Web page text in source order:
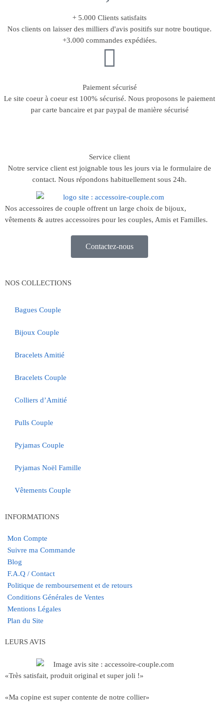
+ 5.000 Clients satisfaits
Nos clients on laisser des milliers d'avis positifs sur notre boutique.
+3.000 commandes expédiées.
Paiement sécurisé
Le site coeur à coeur est 100% sécurisé. Nous proposons le paiement
par carte bancaire et par paypal de manière sécurisé
Service client
Notre service client est joignable tous les jours via le formulaire de
contact. Nous répondons habituellement sous 24h.
Nos accessoires de couple offrent un large choix de bijoux,
vêtements & autres accessoires pour les couples, Amis et Familles.
Contactez-nous
NOS COLLECTIONS
Bagues Couple
Bijoux Couple
Bracelets Amitié
Bracelets Couple
Colliers d’Amitié
Pulls Couple
Pyjamas Couple
Pyjamas Noël Famille
Vêtements Couple
INFORMATIONS
Mon Compte
Suivre ma Commande
Blog
F.A.Q / Contact
Politique de remboursement et de retours
Conditions Générales de Ventes
Mentions Légales
Plan du Site
LEURS AVIS
«Très satisfait, produit original et super joli !»
«Ma copine est super contente de notre collier»